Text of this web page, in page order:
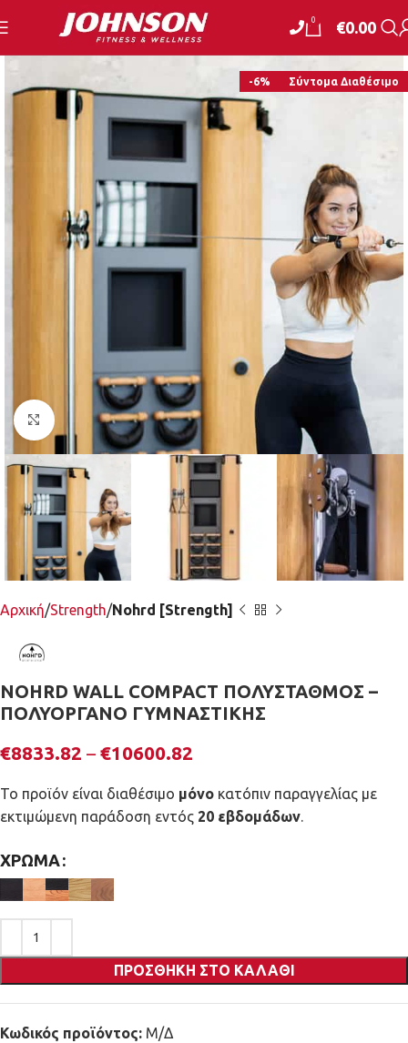
0 €0.00
-6% Σύντομα Διαθέσιμο
Κλικ για μεγέθυνση
Αρχική Strength Nohrd [Strength]
NOHRD WALL COMPACT ΠΟΛΥΣΤΑΘΜΟΣ –
ΠΟΛΥΟΡΓΑΝΟ ΓΥΜΝΑΣΤΙΚΗΣ
€8833.82 – €10600.82
Το προϊόν είναι διαθέσιμο μόνο κατόπιν παραγγελίας με
εκτιμώμενη παράδοση εντός 20 εβδομάδων.
ΧΡΏΜΑ
ΠΡΟΣΘΉΚΗ ΣΤΟ ΚΑΛΆΘΙ
Κωδικός προϊόντος: Μ/Δ